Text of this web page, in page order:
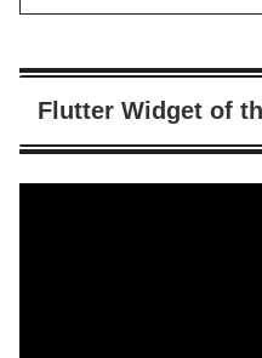
Flutter Widget of